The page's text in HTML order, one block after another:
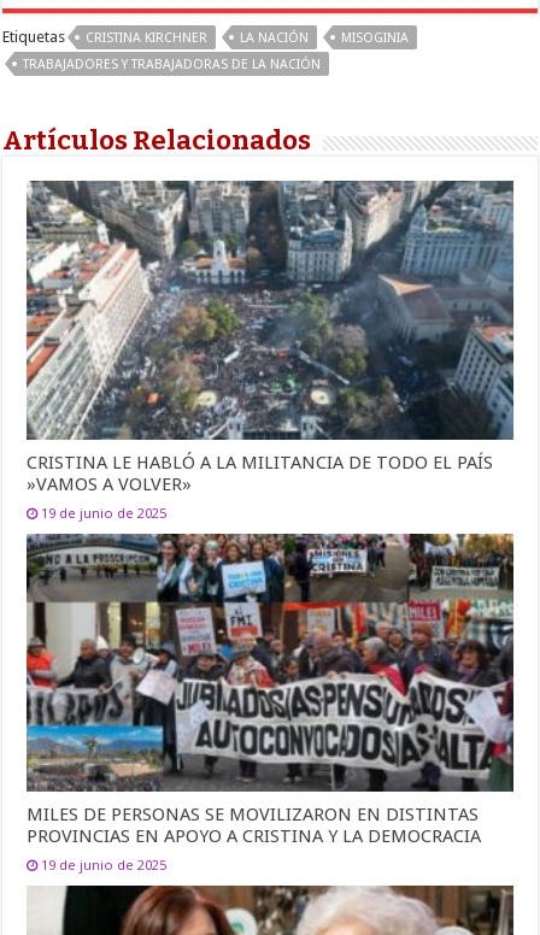
Etiquetas CRISTINA KIRCHNER LA NACIÓN
MISOGINIA
TRABAJADORES Y TRABAJADORAS DE LA NACIÓN
Artículos Relacionados
CRISTINA LE HABLÓ A LA MILITANCIA DE TODO EL PAÍS
»VAMOS A VOLVER»
19 de junio de 2025
MILES DE PERSONAS SE MOVILIZARON EN DISTINTAS
PROVINCIAS EN APOYO A CRISTINA Y LA DEMOCRACIA
19 de junio de 2025